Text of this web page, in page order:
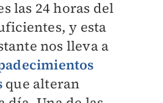
las 24 horas del
y esta
nos lleva a
que alteran